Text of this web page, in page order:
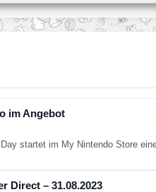
im Angebot
startet im My Nintendo Store
Direct – 31.08.2023